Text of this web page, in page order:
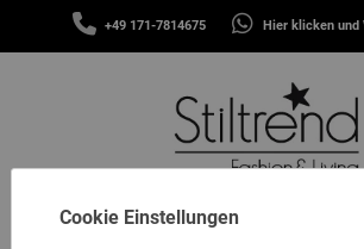
+49 171-7814675 Hier klicken und
MENÜ
SCHALS
STIRNBÄNDER
Cookie Einstellungen